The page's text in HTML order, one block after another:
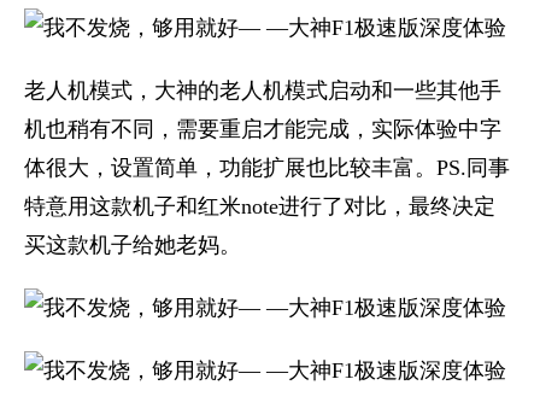
老人机模式，大神的老人机模式启动和一些其他手
机也稍有不同，需要重启才能完成，实际体验中字
体很大，设置简单，功能扩展也比较丰富。PS.同事
特意用这款机子和红米note进行了对比，最终决定
买这款机子给她老妈。